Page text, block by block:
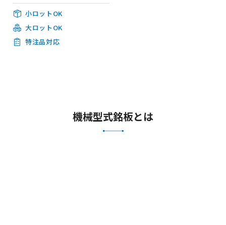
小ロットOK
大ロットOK
特注品対応
機械型式銘板とは